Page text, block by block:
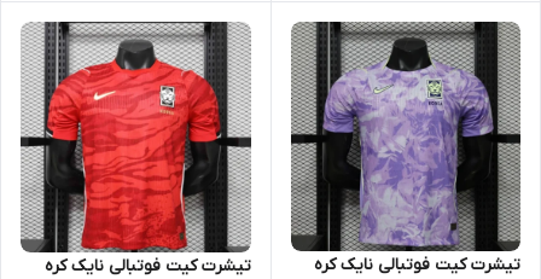
تیشرت کیت فوتبالی نایک کره
تیشرت کیت فوتبالی نایک کره